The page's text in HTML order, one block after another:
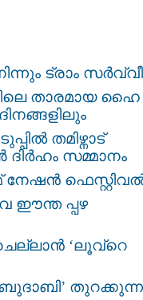
ട്രാം
താരമായ ഹൈ
തമിഴ്നാട്
സമ്മാനം
നേഷൻ
ഈന്ത പ്പഴ
‘ലൂവ്റെ